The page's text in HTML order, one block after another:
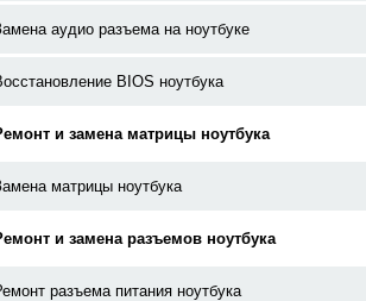
аудио разъема на ноутбуке
BIOS ноутбука
и замена матрицы ноутбука
матрицы ноутбука
и замена разъемов ноутбука
разъема питания ноутбука